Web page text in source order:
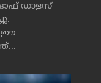
ഡാളസ്
ഈ